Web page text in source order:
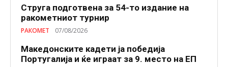
Струга подготвена за 54-то издание на
ракометниот турнир
РАКОМЕТ 07/08/2026
Македонските кадети ја победија
Португалија и ќе играат за 9. место на ЕП